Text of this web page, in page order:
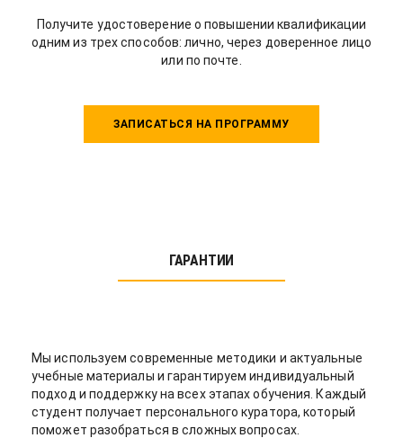
Получите удостоверение о повышении квалификации
одним из трех способов: лично, через доверенное лицо
или по почте.
ЗАПИСАТЬСЯ НА ПРОГРАММУ
ГАРАНТИИ
Мы используем современные методики и актуальные
учебные материалы и гарантируем индивидуальный
подход и поддержку на всех этапах обучения. Каждый
студент получает персонального куратора, который
поможет разобраться в сложных вопросах.